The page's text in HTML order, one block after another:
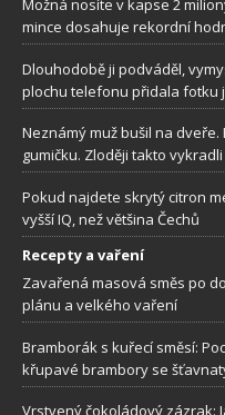
Možná nosíte v kapse 2
mince dosahuje rekordní
Dlouhodobě ji podváděl,
plochu telefonu přidala fotku
Neznámý muž bušil na
gumičku. Zloději takto
Pokud najdete skrytý citron
vyšší IQ, než většina Čechů
Recepty a vaření
Zavařená masová směs po
plánu a velkého vaření
Bramborák s kuřecí směsí:
křupavé brambory se
Vrstvený čokoládový zázrak: